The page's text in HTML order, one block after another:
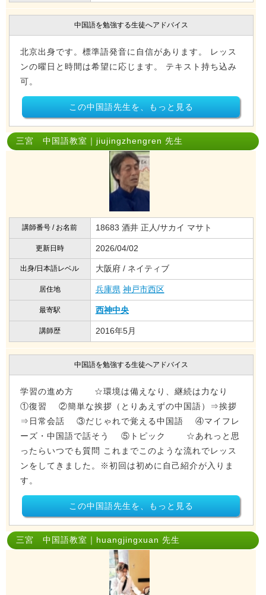
中国語を勉強する生徒へアドバイス
北京出身です。標準語発音に自信があります。 レッス
ンの曜日と時間は希望に応じます。 テキスト持ち込み
可。
この中国語先生を、もっと見る
三宮 中国語教室｜jiujingzhengren 先生
講師番号 / お名前 18683 酒井 正人/サカイ マサト
更新日時 2026/04/02
出身/日本語レベル 大阪府 / ネイティブ
居住地 兵庫県 神戸市西区
最寄駅 西神中央
講師歴 2016年5月
中国語を勉強する生徒へアドバイス
学習の進め方 ☆環境は備えなり、継続は力なり
①復習 ②簡単な挨拶（とりあえずの中国語）⇒挨拶
⇒日常会話 ③だじゃれで覚える中国語 ④マイフレ
ーズ・中国語で話そう ⑤トピック ☆あれっと思
ったらいつでも質問 これまでこのような流れでレッス
ンをしてきました。※初回は初めに自己紹介が入りま
す。
この中国語先生を、もっと見る
三宮 中国語教室｜huangjingxuan 先生